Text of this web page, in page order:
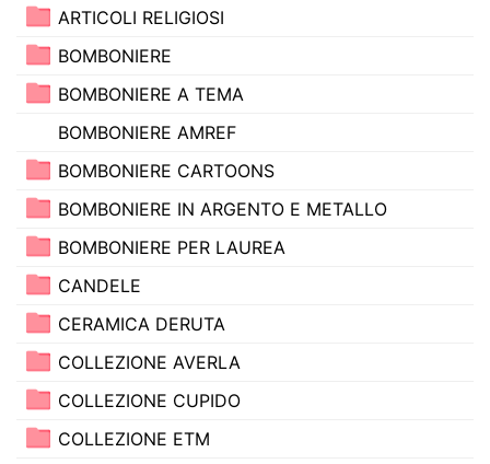
ARTICOLI RELIGIOSI
BOMBONIERE
BOMBONIERE A TEMA
BOMBONIERE AMREF
BOMBONIERE CARTOONS
BOMBONIERE IN ARGENTO E METALLO
BOMBONIERE PER LAUREA
CANDELE
CERAMICA DERUTA
COLLEZIONE AVERLA
COLLEZIONE CUPIDO
COLLEZIONE ETM